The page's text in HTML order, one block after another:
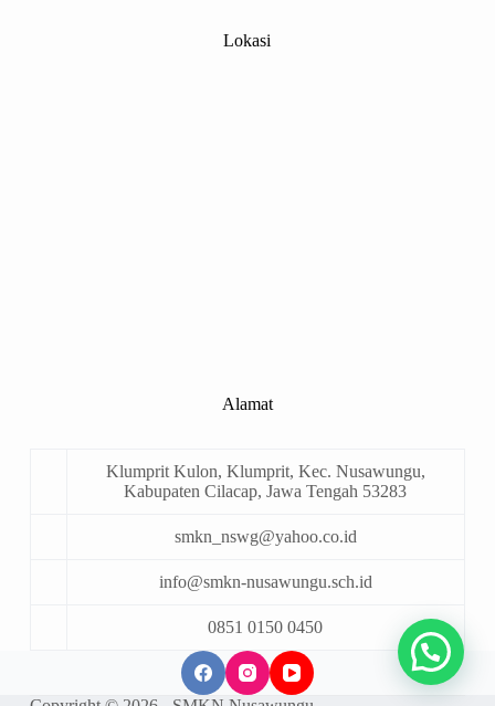
Lokasi
Alamat
Klumprit Kulon, Klumprit, Kec. Nusawungu,
Kabupaten Cilacap, Jawa Tengah 53283
smkn_nswg@yahoo.co.id
info@smkn-nusawungu.sch.id
0851 0150 0450